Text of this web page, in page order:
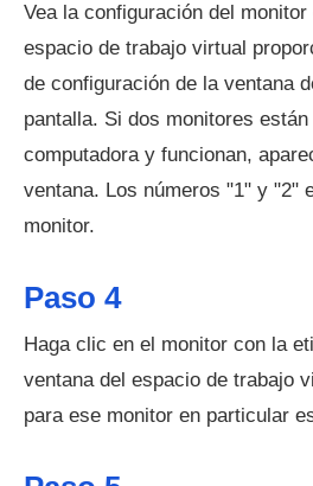
Vea la configuración del
espacio de trabajo virtual
de configuración de la ventana
pantalla. Si dos monitores
computadora y funcionan,
ventana. Los números "1" y "2"
monitor.
Paso 4
Haga clic en el monitor con la
ventana del espacio de trabajo
para ese monitor en particular